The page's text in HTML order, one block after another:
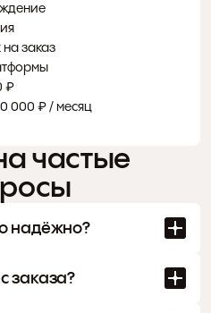
заказ
₽
000 ₽ / месяц
частые
надёжно?
заказа?